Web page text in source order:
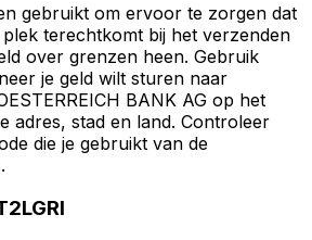
gebruikt om ervoor te zorgen dat
terechtkomt bij het verzenden
over grenzen heen. Gebruik
je geld wilt sturen naar
BANK AG op het
adres, stad en land. Controleer
die je gebruikt van de